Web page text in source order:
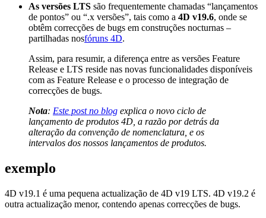
As versões LTS são frequentemente chamadas “lançamentos
de pontos” ou “.x versões”, tais como a 4D v19.6, onde se
obtêm correcções de bugs em construções nocturnas –
partilhadas nosfóruns 4D.
Assim, para resumir, a diferença entre as versões Feature
Release e LTS reside nas novas funcionalidades disponíveis
com as Feature Release e o processo de integração de
correcções de bugs.
Nota: Este post no blog explica o novo ciclo de
lançamento de produtos 4D, a razão por detrás da
alteração da convenção de nomenclatura, e os
intervalos dos nossos lançamentos de produtos.
exemplo
4D v19.1 é uma pequena actualização de 4D v19 LTS. 4D v19.2 é
outra actualização menor, contendo apenas correcções de bugs.